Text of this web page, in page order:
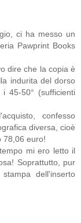
ci ha messo un
Pawprint Books
dire che la copia è
indurita del dorso
45-50° (sufficienti
confesso
diversa, cioè
78,06 euro!
mi ero letto il
Soprattutto, pur
dell'inserto